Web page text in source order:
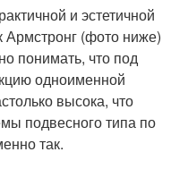
и эстетичной
(фото ниже)
понимать, что под
одноименной
высока, что
подвесного типа по
так.